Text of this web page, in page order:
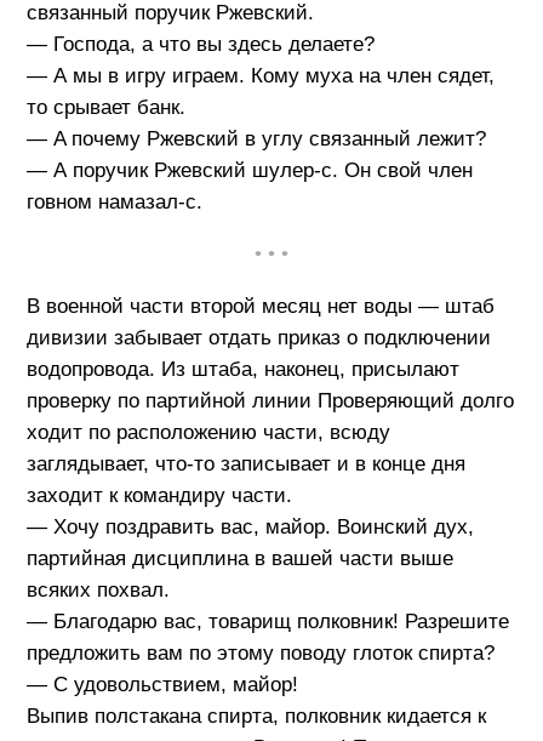
связанный поручик Ржевский.
— Господа, а что вы здесь делаете?
— А мы в игру играем. Кому муха на член сядет,
то срывает банк.
— A почему Ржевский в углу связанный лежит?
— А поручик Ржевский шулер-с. Он свой член
говном намазал-с.
• • •
В военной части второй месяц нет воды — штаб
дивизии забывает отдать приказ о подключении
водопровода. Из штаба, наконец, присылают
проверку по партийной линии Проверяющий долго
ходит по расположению части, всюду
заглядывает, что-то записывает и в конце дня
заходит к командиру части.
— Хочу поздравить вас, майор. Воинский дух,
партийная дисциплина в вашей части выше
всяких похвал.
— Благодарю вас, товарищ полковник! Разрешите
предложить вам по этому поводу глоток спирта?
— С удовольствием, майор!
Выпив полстакана спирта, полковник кидается к